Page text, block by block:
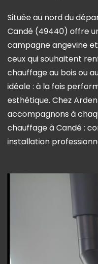
Située au nord du
Candé (49440) offre
campagne angevine
ceux qui souhaitent
chauffage au bois ou
idéale : à la fois
esthétique. Chez
accompagnons à
chauffage à Candé :
installation